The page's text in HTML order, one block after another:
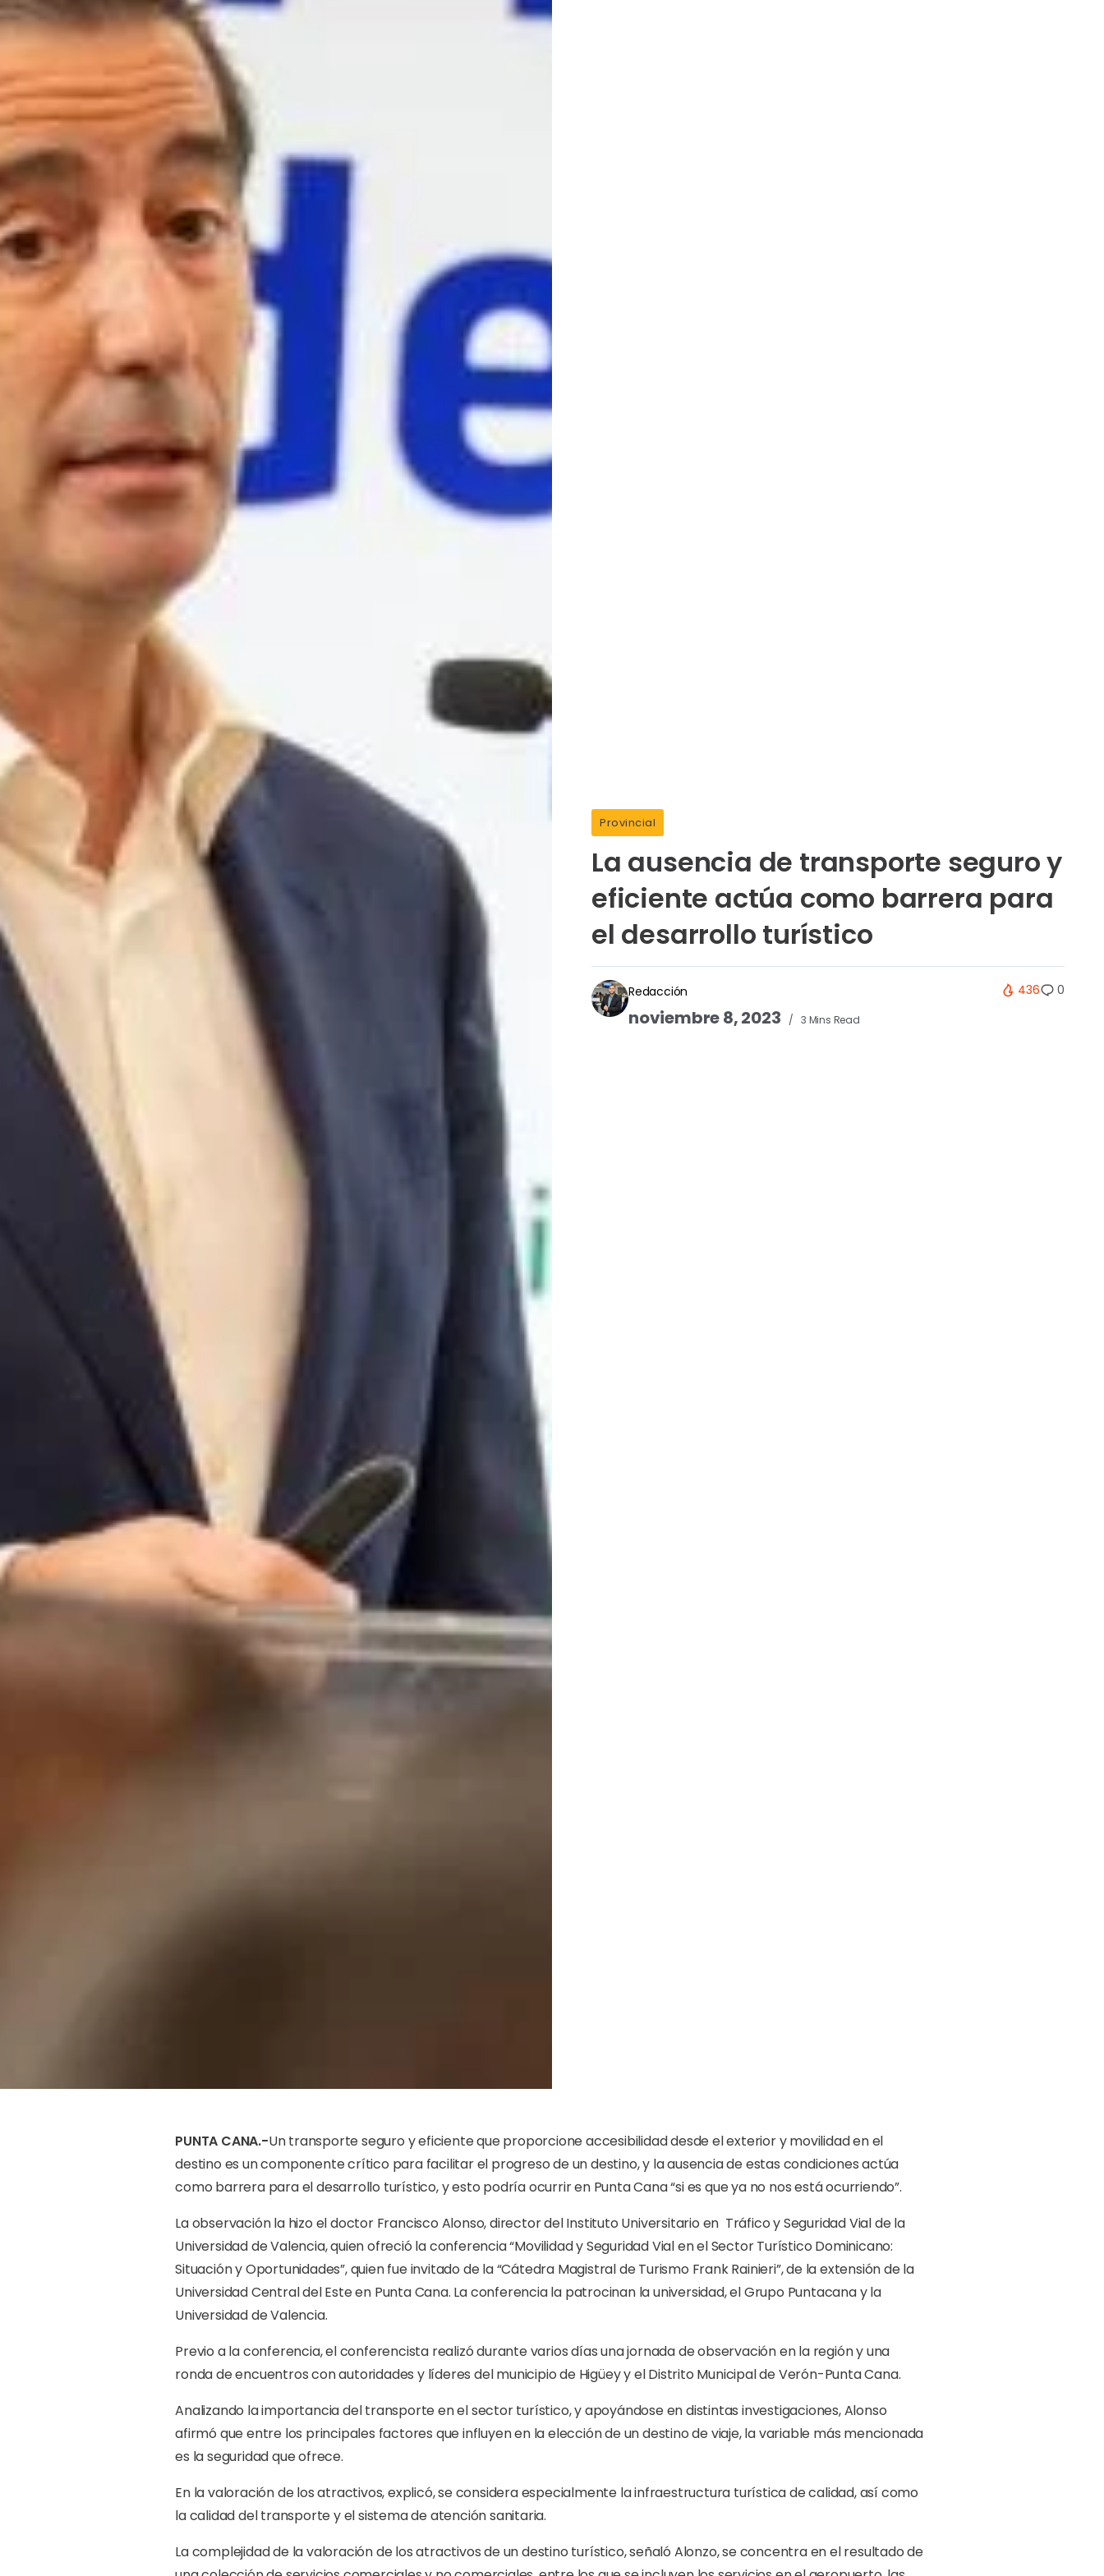
Provincial
La ausencia de transporte seguro y
eficiente actúa como barrera para
el desarrollo turístico
Redacción
noviembre 8, 2023 3 Mins Read
436 0
PUNTA CANA.-Un transporte seguro y eficiente que proporcione accesibilidad desde el exterior y movilidad en el
destino es un componente crítico para facilitar el progreso de un destino, y la ausencia de estas condiciones actúa
como barrera para el desarrollo turístico, y esto podría ocurrir en Punta Cana “si es que ya no nos está ocurriendo”.
La observación la hizo el doctor Francisco Alonso, director del Instituto Universitario en Tráfico y Seguridad Vial de la
Universidad de Valencia, quien ofreció la conferencia “Movilidad y Seguridad Vial en el Sector Turístico Dominicano:
Situación y Oportunidades”, quien fue invitado de la “Cátedra Magistral de Turismo Frank Rainieri”, de la extensión de la
Universidad Central del Este en Punta Cana. La conferencia la patrocinan la universidad, el Grupo Puntacana y la
Universidad de Valencia.
Previo a la conferencia, el conferencista realizó durante varios días una jornada de observación en la región y una
ronda de encuentros con autoridades y líderes del municipio de Higüey y el Distrito Municipal de Verón-Punta Cana.
Analizando la importancia del transporte en el sector turístico, y apoyándose en distintas investigaciones, Alonso
afirmó que entre los principales factores que influyen en la elección de un destino de viaje, la variable más mencionada
es la seguridad que ofrece.
En la valoración de los atractivos, explicó, se considera especialmente la infraestructura turística de calidad, así como
la calidad del transporte y el sistema de atención sanitaria.
La complejidad de la valoración de los atractivos de un destino turístico, señaló Alonzo, se concentra en el resultado de